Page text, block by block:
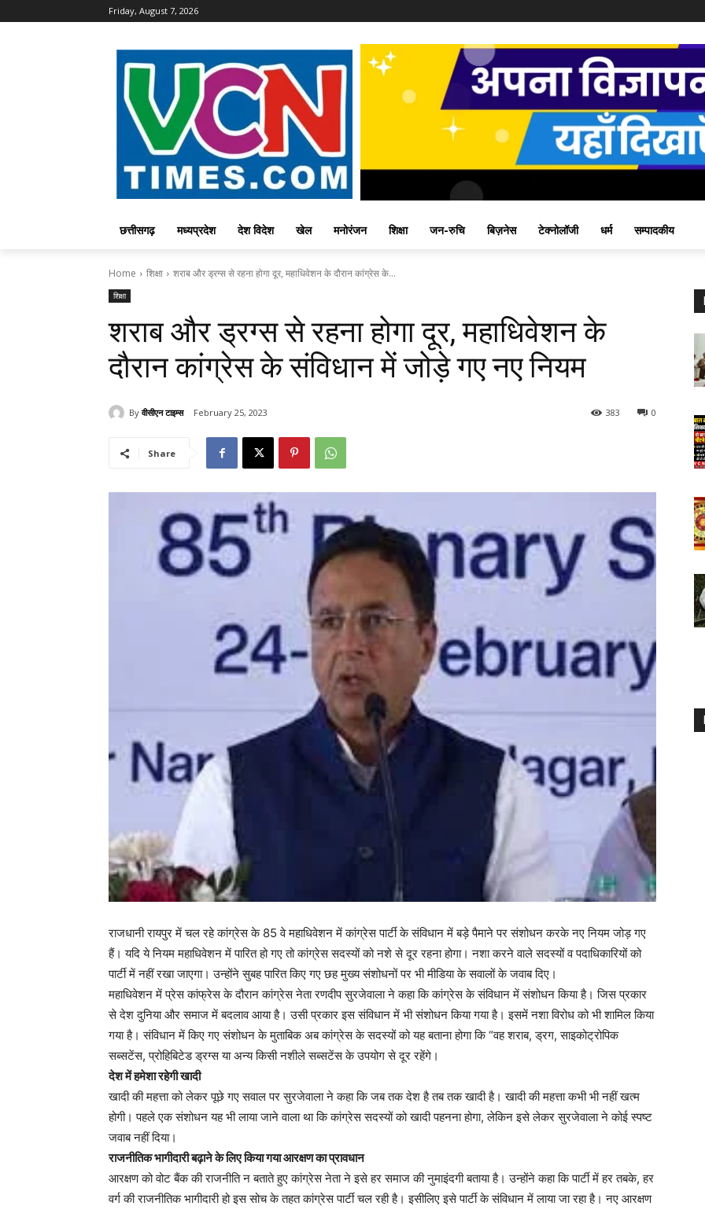
Friday, August 7, 2026
छत्तीसगढ़ मध्यप्रदेश देश विदेश खेल मनोरंजन शिक्षा जन-रुचि बिज़नेस टेक्नोलॉजी धर्म सम्पादकीय
Home शिक्षा शराब और ड्रग्स से रहना होगा दूर, महाधिवेशन के दौरान कांग्रेस के...
शिक्षा
शराब और ड्रग्स से रहना होगा दूर, महाधिवेशन के
दौरान कांग्रेस के संविधान में जोड़े गए नए नियम
By वीसीएन टाइम्स February 25, 2023 0
383
Share
राजधानी रायपुर में चल रहे कांग्रेस के 85 वे महाधिवेशन में कांग्रेस पार्टी के संविधान में बड़े पैमाने पर संशोधन करके नए नियम जोड़ गए
हैं। यदि ये नियम महाधिवेशन में पारित हो गए तो कांग्रेस सदस्यों को नशे से दूर रहना होगा। नशा करने वाले सदस्यों व पदाधिकारियों को
पार्टी में नहीं रखा जाएगा। उन्होंने सुबह पारित किए गए छह मुख्य संशोधनों पर भी मीडिया के सवालों के जवाब दिए।
महाधिवेशन में प्रेस कांफ्रेस के दौरान कांग्रेस नेता रणदीप सुरजेवाला ने कहा कि कांग्रेस के संविधान में संशोधन किया है। जिस प्रकार
से देश दुनिया और समाज में बदलाव आया है। उसी प्रकार इस संविधान में भी संशोधन किया गया है। इसमें नशा विरोध को भी शामिल किया
गया है। संविधान में किए गए संशोधन के मुताबिक अब कांग्रेस के सदस्यों को यह बताना होगा कि “वह शराब, ड्रग, साइकोट्रोपिक
सब्सटेंस, प्रोहिबिटेड ड्रग्स या अन्य किसी नशीले सब्सटेंस के उपयोग से दूर रहेंगे।
देश में हमेशा रहेगी खादी
खादी की महत्ता को लेकर पूछे गए सवाल पर सुरजेवाला ने कहा कि जब तक देश है तब तक खादी है। खादी की महत्ता कभी भी नहीं खत्म
होगी। पहले एक संशोधन यह भी लाया जाने वाला था कि कांग्रेस सदस्यों को खादी पहनना होगा, लेकिन इसे लेकर सुरजेवाला ने कोई स्पष्ट
जवाब नहीं दिया।
राजनीतिक भागीदारी बढ़ाने के लिए किया गया आरक्षण का प्रावधान
आरक्षण को वोट बैंक की राजनीति न बताते हुए कांग्रेस नेता ने इसे हर समाज की नुमाइंदगी बताया है। उन्होंने कहा कि पार्टी में हर तबके, हर
वर्ग की राजनीतिक भागीदारी हो इस सोच के तहत कांग्रेस पार्टी चल रही है। इसीलिए इसे पार्टी के संविधान में लाया जा रहा है। नए आरक्षण